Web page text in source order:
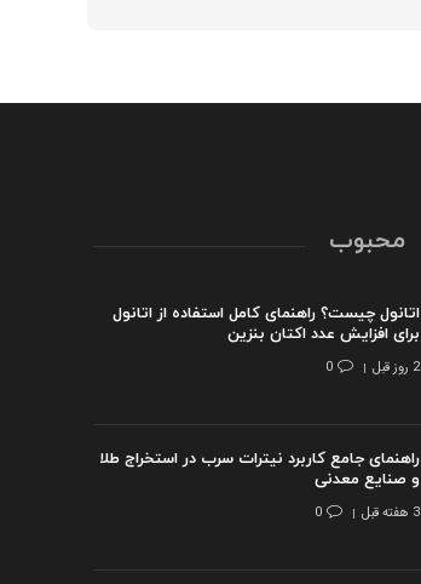
محبوب
اتانول چیست؟ راهنمای کامل استفاده از اتانول
برای افزایش عدد اکتان بنزین
2 روز قبل 0
راهنمای جامع کاربرد نیترات سرب در استخراج طلا
و صنایع معدنی
3 هفته قبل 0